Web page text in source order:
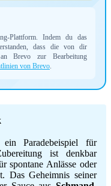
Plattform. Indem du das
dass die von dir
an Brevo zur Bearbeitung
von Brevo.
Paradebeispiel für
ist denkbar
spontane Anlässe oder
Das Geheimnis seiner